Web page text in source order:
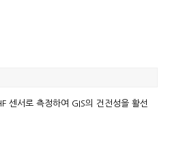
센서로 측정하여 GIS의 건전성을 활선